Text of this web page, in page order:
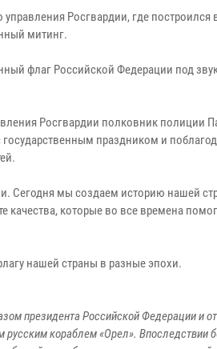
Росгвардии, где построился
митинг.
флаг Российской Федерации под
Росгвардии полковник полиции
праздником и
Сегодня мы создаем историю нашей
качества, которые во все времена
нашей страны в разные эпохи.
президента Российской Федерации и
русским кораблем «Орел». Впоследствии